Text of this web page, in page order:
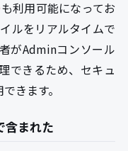
も利用可能になってお
ルをリアルタイムで
がAdminコンソール
できるため、セキュ
きます。
含まれた